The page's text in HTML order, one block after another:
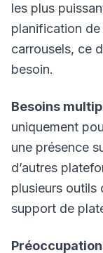
les plus
planification
carrousels, ce
besoin.
Besoins
uniquement
une présence
d’autres
plusieurs outils
support de